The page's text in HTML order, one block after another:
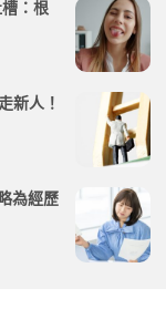
：根
新人！
為經歷